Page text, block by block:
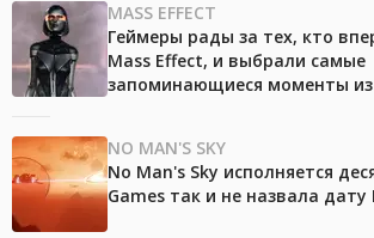
MASS EFFECT
Геймеры рады за тех, кто
Mass Effect, и выбрали самые
запоминающиеся моменты из
NO MAN'S SKY
No Man's Sky исполняется
Games так и не назвала дату